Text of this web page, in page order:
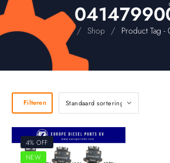
/ Shop / Product Tag
Filteren
4% OFF
NEW